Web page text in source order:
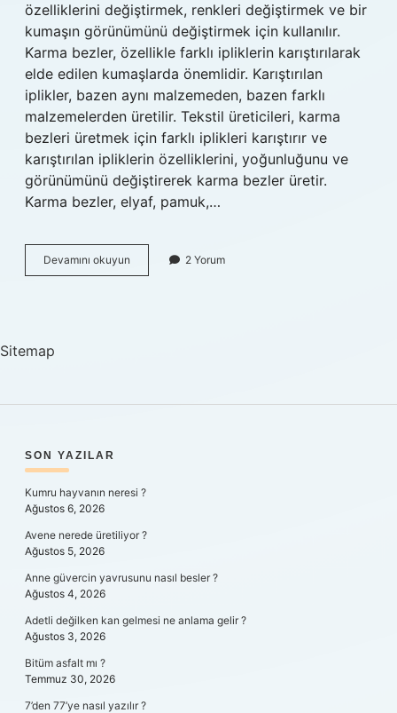
özelliklerini değiştirmek, renkleri değiştirmek ve bir
kumaşın görünümünü değiştirmek için kullanılır.
Karma bezler, özellikle farklı ipliklerin karıştırılarak
elde edilen kumaşlarda önemlidir. Karıştırılan
iplikler, bazen aynı malzemeden, bazen farklı
malzemelerden üretilir. Tekstil üreticileri, karma
bezleri üretmek için farklı iplikleri karıştırır ve
karıştırılan ipliklerin özelliklerini, yoğunluğunu ve
görünümünü değiştirerek karma bezler üretir.
Karma bezler, elyaf, pamuk,…
Devamını okuyun
bir
2 Yorum
Sitemap
SIDEBAR
SON YAZILAR
Kumru hayvanın neresi ?
Ağustos 6, 2026
Avene nerede üretiliyor ?
Ağustos 5, 2026
Anne güvercin yavrusunu nasıl besler ?
Ağustos 4, 2026
Adetli değilken kan gelmesi ne anlama gelir ?
Ağustos 3, 2026
Bitüm asfalt mı ?
Temmuz 30, 2026
7’den 77’ye nasıl yazılır ?